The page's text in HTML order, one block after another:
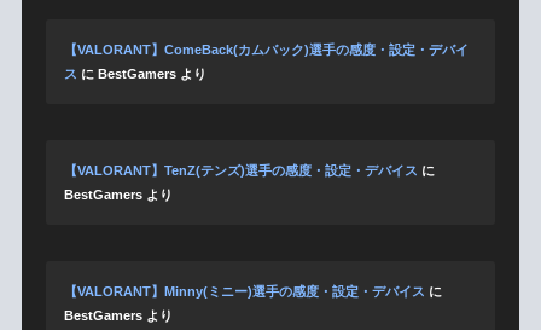
【VALORANT】ComeBack(カムバック)選手の感度・設定・デバイ
ス に BestGamersより
【VALORANT】TenZ(テンズ)選手の感度・設定・デバイス に
BestGamersより
【VALORANT】Minny(ミニー)選手の感度・設定・デバイス に
BestGamersより